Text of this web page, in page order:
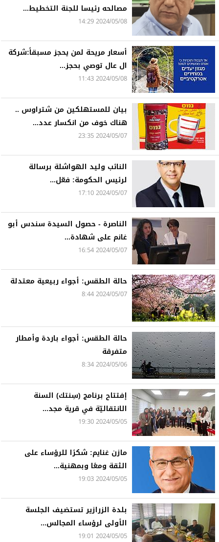
مصالحه رئيسا للجنة التخطيط...
2024/05/08 14:29
أسعار مريحة لمن يحجز مسبقاً:شركة
ال عال توصي بحجز...
2024/05/08 11:43
بيان للمستهلكين من شتراوس ..
هناك خوف من انكسار عدد...
2024/05/07 23:35
النائب وليد الهواشلة برسالة
لرئيس الحكومة: فعّل...
2024/05/07 17:10
الناصرة - حصول السيدة سندس أبو
غانم على شهادة...
2024/05/07 16:54
حالة الطقس: أجواء ربيعية معتدلة
2024/05/07 8:44
حالة الطقس: أجواء باردة وأمطار
متفرقة
2024/05/06 8:34
إفتتاح برنامج (سِنتك) السنة
الانتقاليّة في قرية مجد...
2024/05/05 19:30
مازن غنايم: شكرًا للرؤساء على
الثقة ومعًا وبمهنية...
2024/05/05 19:03
بلدة الزرازير تستضيف الجلسة
الأولى لرؤساء المجالس...
2024/05/05 19:01